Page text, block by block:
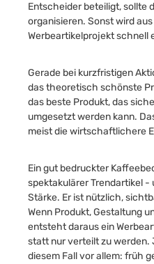
Entscheider beteiligt, sollte
organisieren. Sonst wird
Werbeartikelprojekt schnell
Gerade bei kurzfristigen
das theoretisch schönste
das beste Produkt, das
umgesetzt werden kann.
meist die wirtschaftlichere
Ein gut bedruckter
spektakulärer Trendartikel -
Stärke. Er ist nützlich,
Wenn Produkt, Gestaltung
entsteht daraus ein
statt nur verteilt zu werden.
diesem Fall vor allem: früh